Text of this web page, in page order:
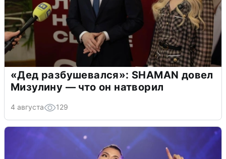
«Дед разбушевался»: SHAMAN довел
Мизулину — что он натворил
4 августа 129